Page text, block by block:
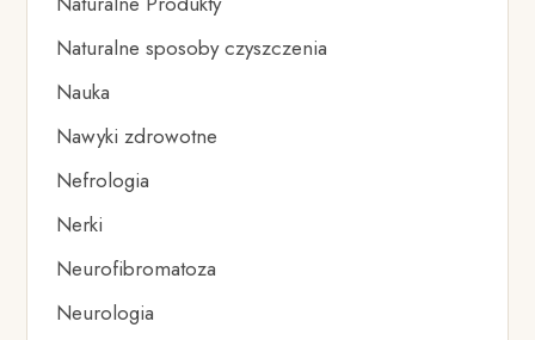
Naturalne sposoby czyszczenia
Nauka
Nawyki zdrowotne
Nefrologia
Nerki
Neurofibromatoza
Neurologia